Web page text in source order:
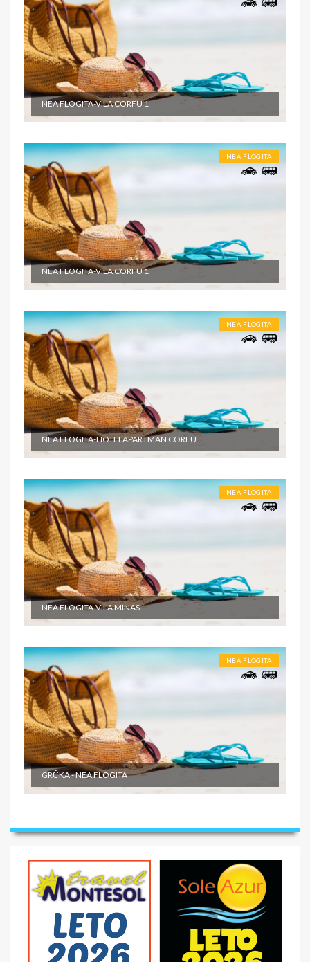
NEA FLOGITA-VILA CORFU 1
NEA FLOGITA
NEA FLOGITA-VILA CORFU 1
NEA FLOGITA
NEA FLOGITA-HOTELAPARTMAN CORFU
NEA FLOGITA
NEA FLOGITA-VILA MINAS
NEA FLOGITA
GRČKA - NEA FLOGITA